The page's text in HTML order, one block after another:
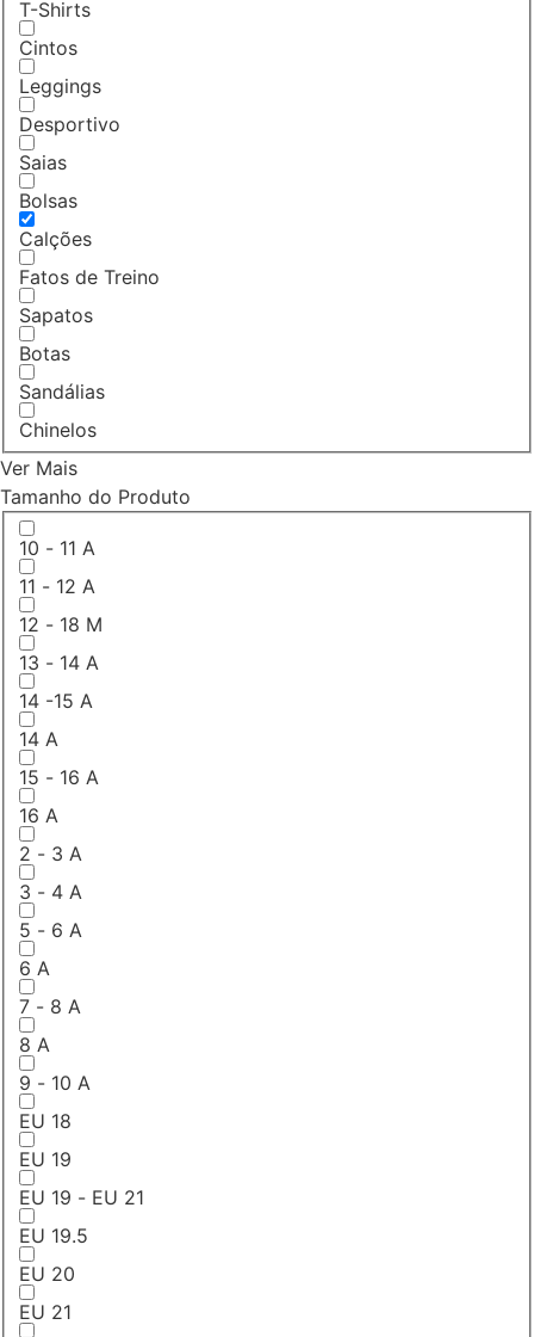
T-Shirts
Cintos
Leggings
Desportivo
Saias
Bolsas
Calções
Fatos de Treino
Sapatos
Botas
Sandálias
Chinelos
Ver Mais
Tamanho do Produto
10 - 11 A
11 - 12 A
12 - 18 M
13 - 14 A
14 -15 A
14 A
15 - 16 A
16 A
2 - 3 A
3 - 4 A
5 - 6 A
6 A
7 - 8 A
8 A
9 - 10 A
EU 18
EU 19
EU 19 - EU 21
EU 19.5
EU 20
EU 21